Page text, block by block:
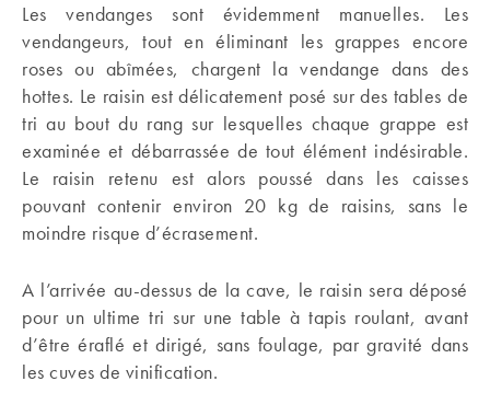
Les vendanges sont évidemment manuelles. Les
vendangeurs, tout en éliminant les grappes encore
roses ou abîmées, chargent la vendange dans des
hottes. Le raisin est délicatement posé sur des tables de
tri au bout du rang sur lesquelles chaque grappe est
examinée et débarrassée de tout élément indésirable.
Le raisin retenu est alors poussé dans les caisses
pouvant contenir environ 20 kg de raisins, sans le
moindre risque d’écrasement.
A l’arrivée au-dessus de la cave, le raisin sera déposé
pour un ultime tri sur une table à tapis roulant, avant
d’être éraflé et dirigé, sans foulage, par gravité dans
les cuves de vinification.